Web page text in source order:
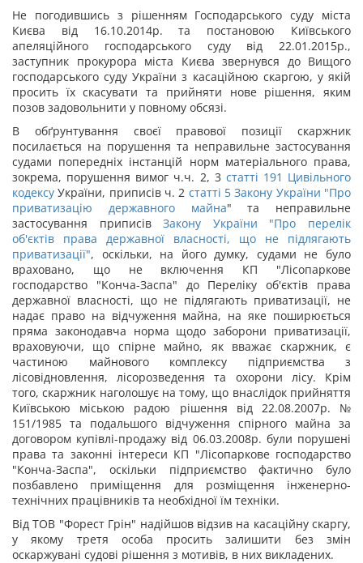
Не погодившись з рішенням Господарського суду міста
Києва від 16.10.2014р. та постановою Київського
апеляційного господарського суду від 22.01.2015р.,
заступник прокурора міста Києва звернувся до Вищого
господарського суду України з касаційною скаргою, у якій
просить їх скасувати та прийняти нове рішення, яким
позов задовольнити у повному обсязі.
В обґрунтування своєї правової позиції скаржник
посилається на порушення та неправильне застосування
судами попередніх інстанцій норм матеріального права,
зокрема, порушення вимог ч.ч. 2, 3 статті 191 Цивільного
кодексу України, приписів ч. 2 статті 5 Закону України "Про
приватизацію державного майна" та неправильне
застосування приписівЗакону України "Про перелік
об'єктів права державної власності, що не підлягають
приватизації", оскільки, на його думку, судами не було
враховано, що не включення КП "Лісопаркове
господарство "Конча-Заспа" до Переліку об'єктів права
державної власності, що не підлягають приватизації, не
надає право на відчуження майна, на яке поширюється
пряма законодавча норма щодо заборони приватизації,
враховуючи, що спірне майно, як вважає скаржник, є
частиною майнового комплексу підприємства з
лісовідновлення, лісорозведення та охорони лісу. Крім
того, скаржник наголошує на тому, що внаслідок прийняття
Київською міською радою рішення від 22.08.2007р. №
151/1985 та подальшого відчуження спірного майна за
договором купівлі-продажу від 06.03.2008р. були порушені
права та законні інтереси КП "Лісопаркове господарство
"Конча-Заспа", оскільки підприємство фактично було
позбавлено приміщення для розміщення інженерно-
технічних працівників та необхідної їм техніки.
Від ТОВ "Форест Грін" надійшов відзив на касаційну скаргу,
у якому третя особа просить залишити без змін
оскаржувані судові рішення з мотивів, в них викладених.